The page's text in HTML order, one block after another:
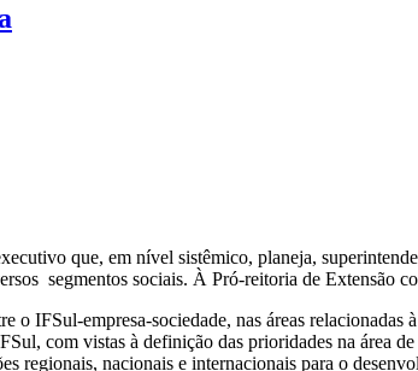
que, em nível sistêmico, planeja,
segmentos sociais. À Pró-reitoria de Extensão
o IFSul-empresa-sociedade, nas áreas relacionadas
com vistas à definição das prioridades na área
regionais, nacionais e internacionais para o